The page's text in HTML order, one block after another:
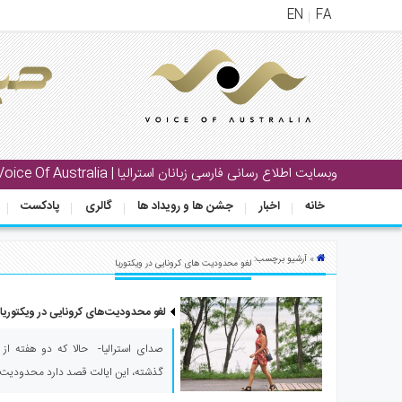
FA
EN
وبسایت اطلاع رسانی فارسی زبانان استرالیا | Voice Of Australia
خانه اخبار جشن ها و رویداد ها گالری پادکست
منوی
اصلی
خانه
جشن
و
» آرشیو برچسب:لغو محدودیت های کرونایی در ویکتوریا
لغو محدودیت‌های کرونایی در
صدای استرالیا- حالا که دو هفته
گذشته، این ایالت قصد دارد